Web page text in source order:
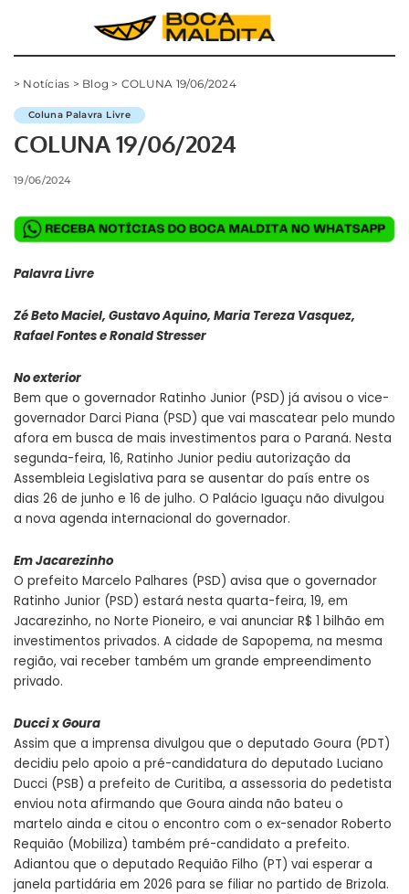
> Notícias > Blog > COLUNA 19/06/2024
Coluna Palavra Livre
COLUNA 19/06/2024
19/06/2024
Palavra Livre
Zé Beto Maciel, Gustavo Aquino, Maria Tereza Vasquez,
Rafael Fontes e Ronald Stresser
No exterior
Bem que o governador Ratinho Junior (PSD) já avisou o vice-
governador Darci Piana (PSD) que vai mascatear pelo mundo
afora em busca de mais investimentos para o Paraná. Nesta
segunda-feira, 16, Ratinho Junior pediu autorização da
Assembleia Legislativa para se ausentar do país entre os
dias 26 de junho e 16 de julho. O Palácio Iguaçu não divulgou
a nova agenda internacional do governador.
Em Jacarezinho
O prefeito Marcelo Palhares (PSD) avisa que o governador
Ratinho Junior (PSD) estará nesta quarta-feira, 19, em
Jacarezinho, no Norte Pioneiro, e vai anunciar R$ 1 bilhão em
investimentos privados. A cidade de Sapopema, na mesma
região, vai receber também um grande empreendimento
privado.
Ducci x Goura
Assim que a imprensa divulgou que o deputado Goura (PDT)
decidiu pelo apoio a pré-candidatura do deputado Luciano
Ducci (PSB) a prefeito de Curitiba, a assessoria do pedetista
enviou nota afirmando que Goura ainda não bateu o
martelo ainda e citou o encontro com o ex-senador Roberto
Requião (Mobiliza) também pré-candidato a prefeito.
Adiantou que o deputado Requião Filho (PT) vai esperar a
janela partidária em 2026 para se filiar no partido de Brizola.